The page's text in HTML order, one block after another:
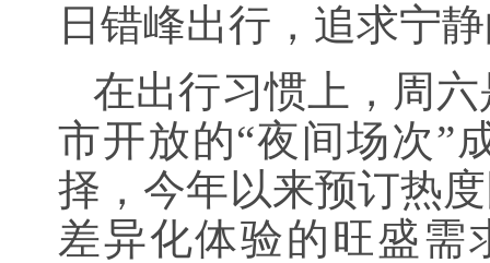
日错峰出行，追求宁
在出行习惯上，周
市开放的“夜间场次”
择，今年以来预订热
差异化体验的旺盛需